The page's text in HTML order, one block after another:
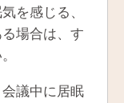
を感じる、
場合は、す
議中に居眠